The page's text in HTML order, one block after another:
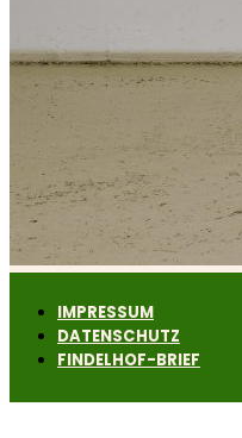
IMPRESSUM
DATENSCHUTZ
FINDELHOF-BRIEF